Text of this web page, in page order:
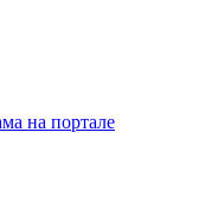
на портале